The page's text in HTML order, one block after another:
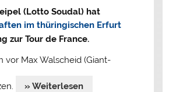
(Lotto Soudal) hat
im thüringischen Erfurt
zur Tour de France.
vor Max Walscheid (Giant-
» Weiterlesen